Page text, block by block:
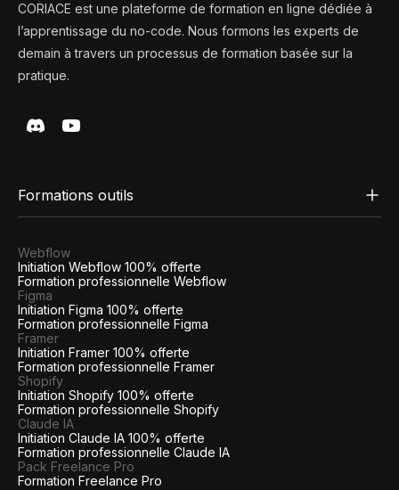
CORIACE est une plateforme de formation en ligne dédiée à
l’apprentissage du no-code. Nous formons les experts de
demain à travers un processus de formation basée sur la
pratique.
Formations outils
Webflow
Initiation Webflow 100% offerte
Formation professionnelle Webflow
Figma
Initiation Figma 100% offerte
Formation professionnelle Figma
Framer
Initiation Framer 100% offerte
Formation professionnelle Framer
Shopify
Initiation Shopify 100% offerte
Formation professionnelle Shopify
Claude IA
Initiation Claude IA 100% offerte
Formation professionnelle Claude IA
Pack Freelance Pro
Formation Freelance Pro